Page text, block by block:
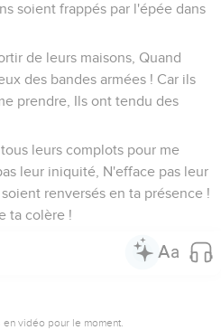
soient frappés par l'épée dans
de leurs maisons, Quand
des bandes armées ! Car ils
prendre, Ils ont tendu des
leurs complots pour me
leur iniquité, N'efface pas leur
renversés en ta présence !
ta colère !
vidéo pour le moment.